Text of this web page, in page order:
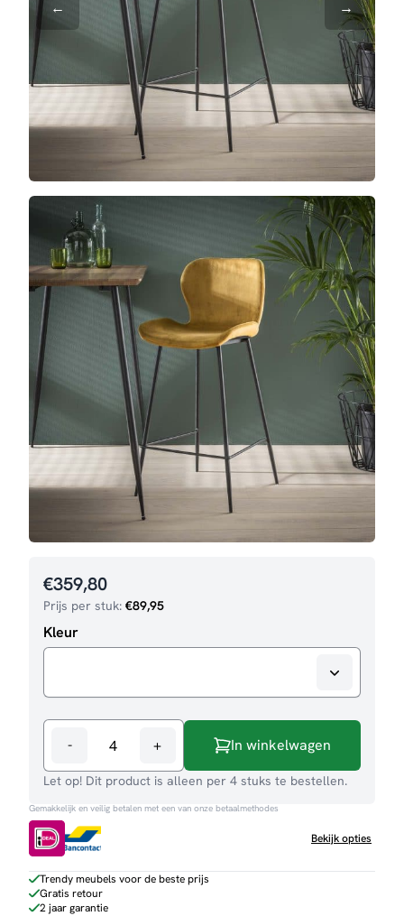
€359,80
Prijs per stuk: €89,95
Kleur
-
Danny
+ In winkelwagen
Let op! Dit product is alleen per 4 stuks te bestellen.
Gemakkelijk en veilig betalen met een van onze betaalmethodes
Bekijk opties
Trendy meubels voor de beste prijs
Gratis retour
2 jaar garantie